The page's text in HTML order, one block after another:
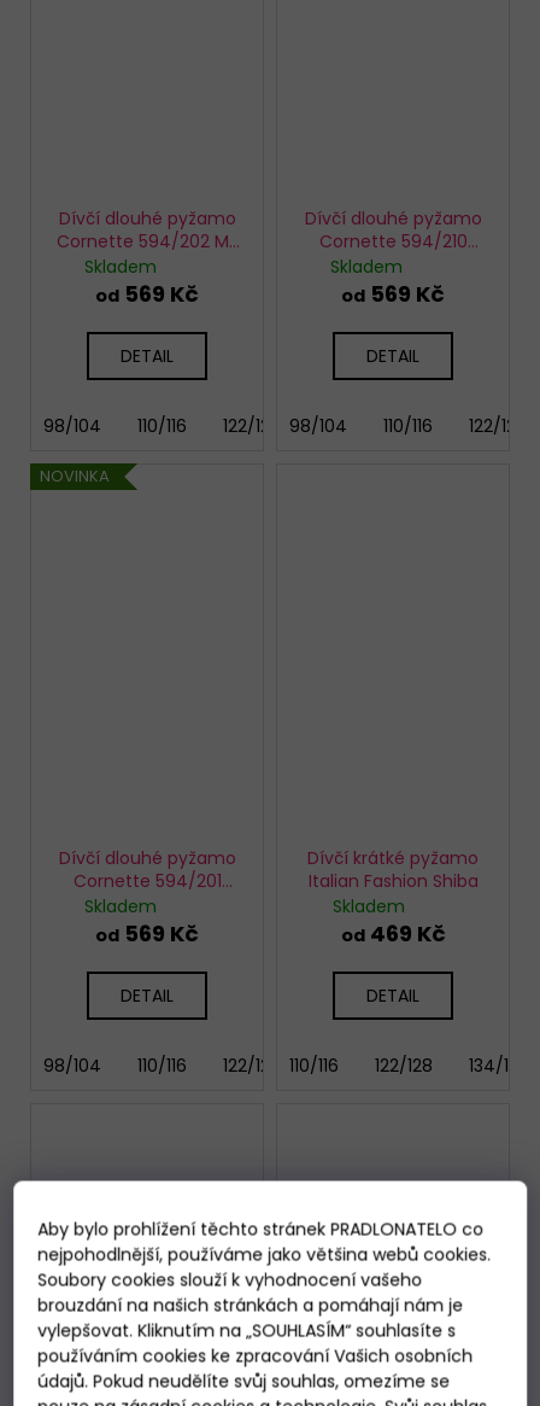
Aby bylo prohlížení těchto stránek PRADLONATELO co
nejpohodlnější, používáme jako většina webů cookies.
Soubory cookies slouží k vyhodnocení vašeho
brouzdání na našich stránkách a pomáhají nám je
vylepšovat. Kliknutím na „SOUHLASÍM“ souhlasíte s
používáním cookies ke zpracování Vašich osobních
údajů. Pokud neudělíte svůj souhlas, omezíme se
Dívčí dlouhé pyžamo
Cornette 594/202 My
Friend
Skladem
od 569 Kč
DETAIL
98/104 110/116 122/128 134/140 146/152
Dívčí dlouhé pyžamo
Cornette 594/210
Friendship
Skladem
od 569 Kč
DETAIL
98/104 110/116 122/128
NOVINKA
Dívčí dlouhé pyžamo
Cornette 594/201
Sleeping
Skladem
od 569 Kč
DETAIL
98/104 110/116 122/128 134/140 146/152
Dívčí krátké pyžamo
Italian Fashion Shiba
Skladem
od469 Kč
DETAIL
110/116 122/128 134/140